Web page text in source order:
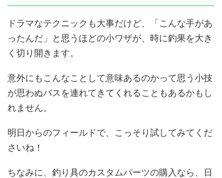
ドラマなテクニックも大事だけど、「こんな手があ
ったんだ」と思うほどの小ワザが、時に釣果を大き
く切り開きます。
意外にもこんなことして意味あるのかって思う小技
が思わぬバスを連れてきてくれることもあるかもし
れません。
明日からのフィールドで、こっそり試してみてくだ
さいね！
ちなみに、釣り具のカスタムパーツの購入なら、日